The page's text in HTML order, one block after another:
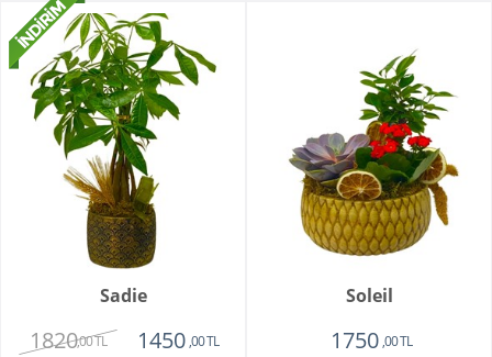
Sadie
1820,00 TL 1450 ,00 TL
Soleil
1750 ,00 TL